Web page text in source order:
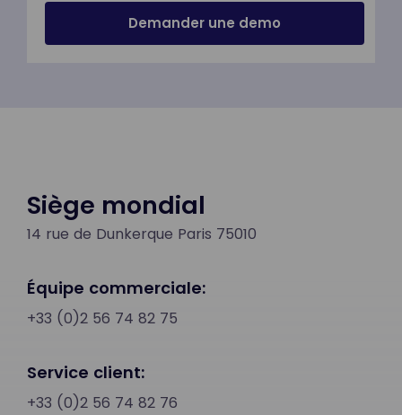
Siège mondial
14 rue de Dunkerque Paris 75010
Équipe commerciale:
+33 (0)2 56 74 82 75
Service client:
+33 (0)2 56 74 82 76